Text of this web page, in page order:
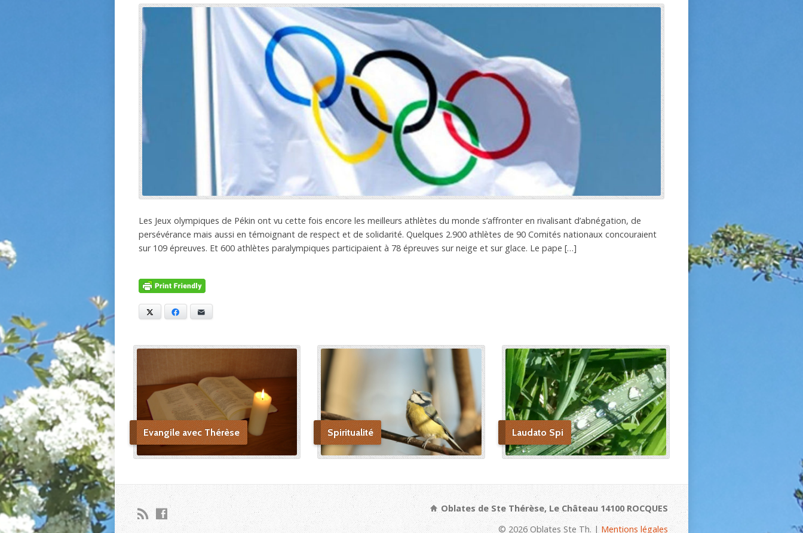
Les Jeux olympiques de Pékin ont vu cette fois encore les meilleurs athlètes du monde s’affronter en rivalisant d’abnégation, de
persévérance mais aussi en témoignant de respect et de solidarité. Quelques 2.900 athlètes de 90 Comités nationaux concouraient
sur 109 épreuves. Et 600 athlètes paralympiques participaient à 78 épreuves sur neige et sur glace. Le pape […]
Facebook
Evangile avec Thérèse Spiritualité Laudato Spi
Oblates de Ste Thérèse, Le Château 14100 ROCQUES
© 2026 Oblates Ste Th. |Mentions légales